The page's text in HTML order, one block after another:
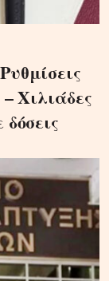
Χιλιάδες